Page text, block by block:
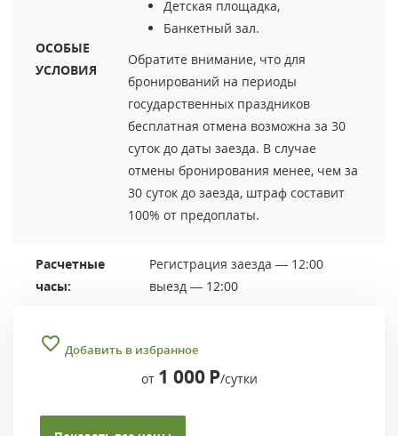
ОСОБЫЕ
УСЛОВИЯ
Детская площадка,
Банкетный зал.
Обратите внимание, что для
бронирований на периоды
государственных праздников
бесплатная отмена возможна за 30
суток до даты заезда. В случае
отмены бронирования менее, чем за
30 суток до заезда, штраф составит
100% от предоплаты.
Расчетные
часы:
Регистрация заезда — 12:00
выезд — 12:00
Добавить в избранное
от 1 000 Р/сутки